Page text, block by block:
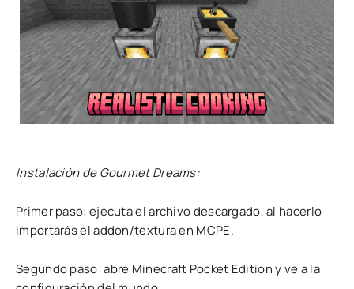
Instalación de Gourmet Dreams:
Primer paso: ejecuta el archivo descargado, al hacerlo
importarás el addon/textura en MCPE.
Segundo paso: abre Minecraft Pocket Edition y ve a la